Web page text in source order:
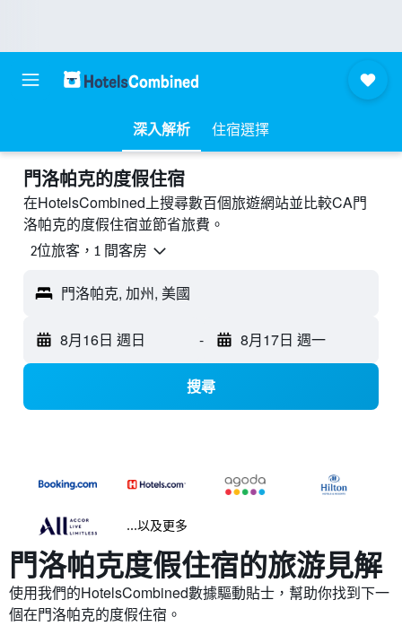
深入解析 住宿選擇
門洛帕克的度假住宿
在HotelsCombined上搜尋數百個旅遊網站並比較CA門
洛帕克的度假住宿並節省旅費。
2位旅客，1 間客房
門洛帕克, 加州, 美國
8月16日 週日 - 8月17日 週一
搜尋
...以及更多
門洛帕克​度假住宿的旅游見解
使用我們的HotelsCombined數據驅動貼士，幫助你找到下一
個在門洛帕克​的度假住宿。